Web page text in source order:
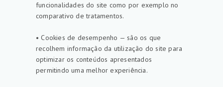
funcionalidades do site como por exemplo no
comparativo de tratamentos.
• Cookies de desempenho — são os que
recolhem informação da utilização do site para
optimizar os conteúdos apresentados
permitindo uma melhor experiência.